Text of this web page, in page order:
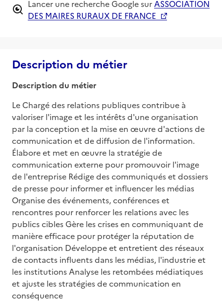
Lancer une recherche Google sur ASSOCIATION
DES MAIRES RURAUX DE FRANCE
Description du métier
Description du métier
Le Chargé des relations publiques contribue à
valoriser l'image et les intérêts d'une organisation
par la conception et la mise en œuvre d'actions de
communication et de diffusion de l'information.
Élabore et met en œuvre la stratégie de
communication externe pour promouvoir l'image
de l'entreprise Rédige des communiqués et dossiers
de presse pour informer et influencer les médias
Organise des événements, conférences et
rencontres pour renforcer les relations avec les
publics cibles Gère les crises en communiquant de
manière efficace pour protéger la réputation de
l'organisation Développe et entretient des réseaux
de contacts influents dans les médias, l'industrie et
les institutions Analyse les retombées médiatiques
et ajuste les stratégies de communication en
conséquence